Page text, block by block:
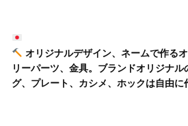
オリジナルデザイン、ネームで作る
リーパーツ、金具。ブランドオリジナル
グ、プレート、カシメ、ホックは自由に